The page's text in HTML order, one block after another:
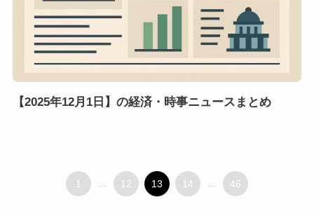
【2025年12月1日】の経済・時事ニュースまとめ
1 12 13 14 46